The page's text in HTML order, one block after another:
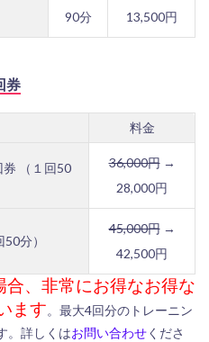
90分 13,500円
券
料金
（１回50
36,000円→
28,000円
分）
45,000円→
42,500円
、非常にお得なお得な
ます。最大4回分のトレーニン
。詳しくはお問い合わせくださ